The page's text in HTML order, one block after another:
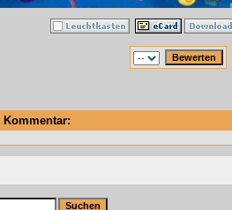
Kommentar: